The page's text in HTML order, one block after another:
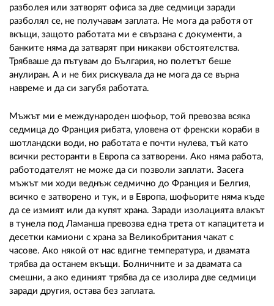
разболея или затворят офиса за две седмици заради
разболял се, не получавам заплата. Не мога да работя от
вкъщи, защото работата ми е свързана с документи, а
банките няма да затварят при никакви обстоятелства.
Трябваше да пътувам до България, но полетът беше
анулиран. А и не бих рискувала да не мога да се върна
навреме и да си загубя работата.
Мъжът ми е международен шофьор, той превозва всяка
седмица до Франция рибата, уловена от френски кораби в
шотландски води, но работата е почти нулева, тъй като
всички ресторанти в Европа са затворени. Ако няма работа,
работодателят не може да си позволи заплати. Засега
мъжът ми ходи веднъж седмично до Франция и Белгия,
всичко е затворено и тук, и в Европа, шофьорите няма къде
да се измият или да купят храна. Заради изолацията влакът
в тунела под Ламанша превозва една трета от капацитета и
десетки камиони с храна за Великобритания чакат с
часове. Ако някой от нас вдигне температура, и двамата
трябва да останем вкъщи. Болничните и за двамата са
смешни, а ако единият трябва да се изолира две седмици
заради другия, остава без заплата.